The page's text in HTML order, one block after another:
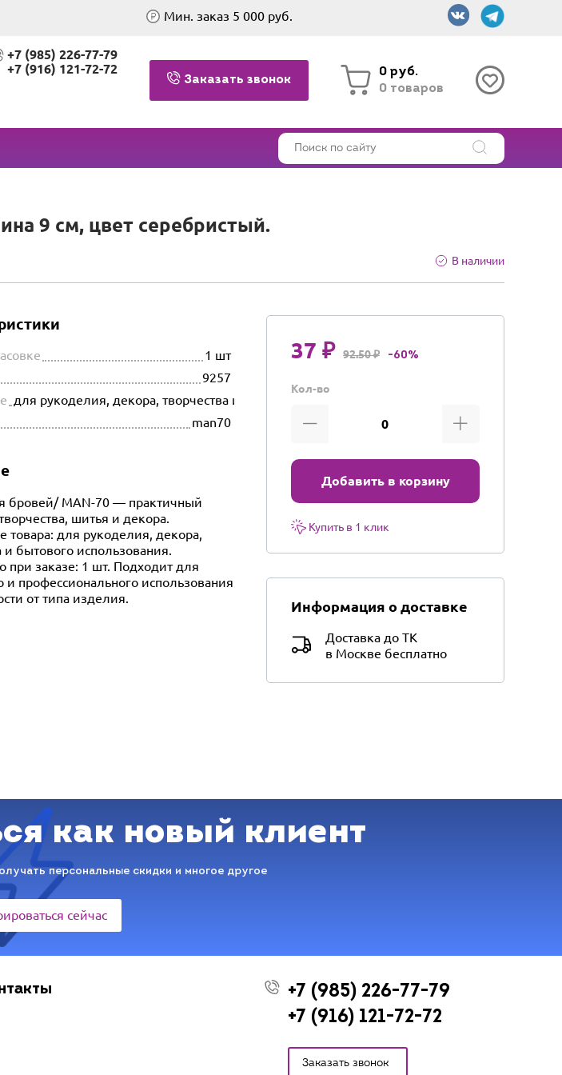
Мин. заказ 5 000 руб.
+7 (985) 226-77-79
+7 (916) 121-72-72
Заказать звонок
0 руб.
0 товаров
9 см, цвет серебристый.
В наличии
1 шт
9257
для рукоделия, декора, творчества и бытового использования
man70
бровей/ MAN-70 — практичный
шитья и декора.
товара: для рукоделия, декора,
и бытового использования.
при заказе: 1 шт. Подходит для
и профессионального использования
от типа изделия.
37 ₽ 92.50 ₽ -60%
Кол-во
Добавить в корзину
Купить в 1 клик
Информация о доставке
Доставка до ТК
в Москве бесплатно
как новый клиент
персональные скидки и многое другое
сейчас
+7 (985) 226-77-79
+7 (916) 121-72-72
Заказать звонок